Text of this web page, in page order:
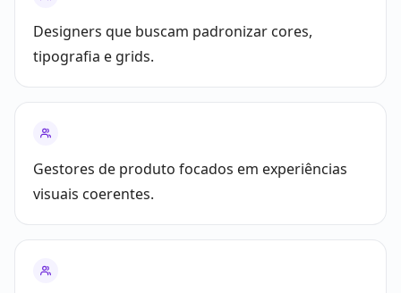
Designers que buscam padronizar cores,
tipografia e grids.
Gestores de produto focados em experiências
visuais coerentes.